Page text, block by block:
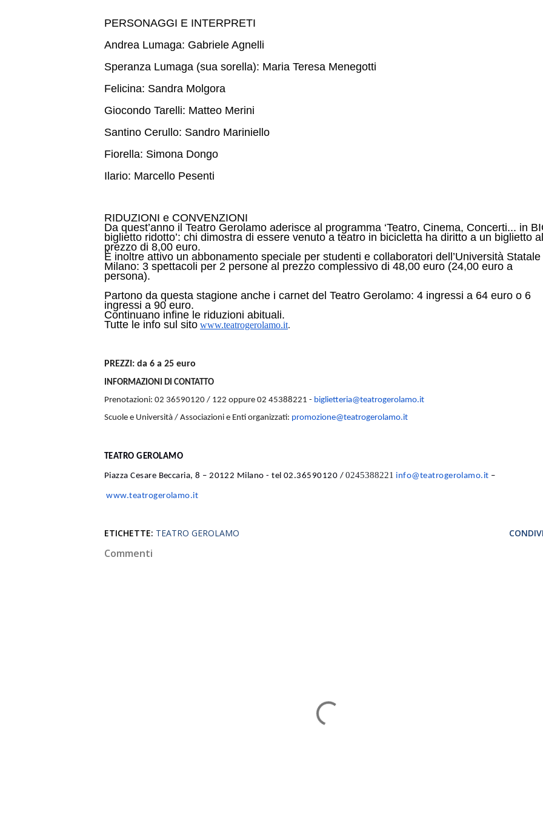
PERSONAGGI E INTERPRETI
Andrea Lumaga: Gabriele Agnelli
Speranza Lumaga (sua sorella): Maria Teresa Menegotti
Felicina: Sandra Molgora
Giocondo Tarelli: Matteo Merini
Santino Cerullo: Sandro Mariniello
Fiorella: Simona Dongo
Ilario: Marcello Pesenti
RIDUZIONI e CONVENZIONI
Da quest’anno il Teatro Gerolamo aderisce al programma ‘Teatro, Cinema, Concerti... in
biglietto ridotto’: chi dimostra di essere venuto a teatro in bicicletta ha diritto a un biglietto al
prezzo di 8,00 euro.
È inoltre attivo un abbonamento speciale per studenti e collaboratori dell’Università Statale
Milano: 3 spettacoli per 2 persone al prezzo complessivo di 48,00 euro (24,00 euro a
persona).
Partono da questa stagione anche i carnet del Teatro Gerolamo: 4 ingressi a 64 euro o 6
ingressi a 90 euro.
Continuano infine le riduzioni abituali.
Tutte le info sul sito www.teatrogerolamo.it.
PREZZI: da 6 a 25 euro
INFORMAZIONI DI CONTATTO
Prenotazioni: 02 36590120 / 122 oppure 02 45388221 - biglietteria@teatrogerolamo.it
Scuole e Università / Associazioni e Enti organizzati: promozione@teatrogerolamo.it
TEATRO GEROLAMO
Piazza Cesare Beccaria, 8 – 20122 Milano - tel 02.36590120 / 0245388221 info@teatrogerolamo.it –
www.teatrogerolamo.it
ETICHETTE: TEATRO GEROLAMO
Commenti